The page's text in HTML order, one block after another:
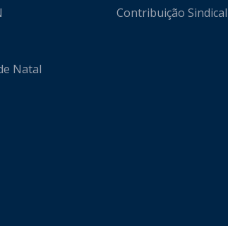
Natal
Contribuição Sindical